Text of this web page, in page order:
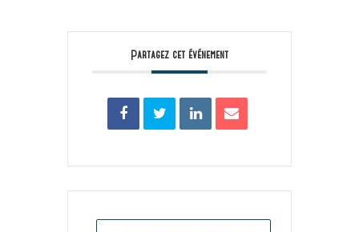
Partagez cet événement